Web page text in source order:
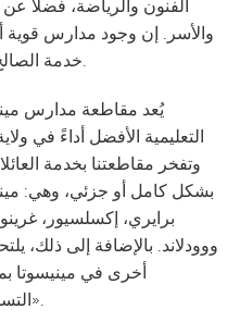
والأسر. إن وجود مدارس قوية
خدمة الصالح العام عنصراً أساسياً في مهمتنا.
يُعد مقاطعة مدارس
التعليمية الأفضل أداءً في
بشكل كامل أو جزئي، وهي:
برايري، إكسلسيور،
أخرى في مينيسوتا
«التسجيل المفتوح» الذي تطبقه الولاية.